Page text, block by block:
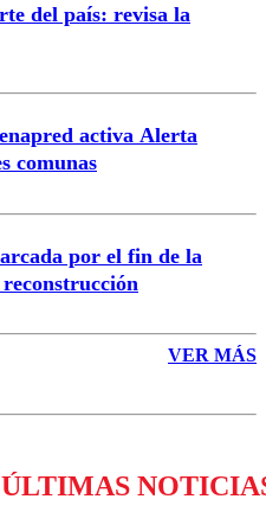
del país: revisa la
activa Alerta
comunas
por el fin de la
VER MÁS
ÚLTIMAS